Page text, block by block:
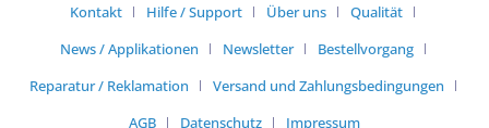
Kontakt Hilfe / Support Über uns
Qualität
News / Applikationen
Newsletter
Bestellvorgang
Reparatur / Reklamation
Versand und Zahlungsbedingungen
AGB
Datenschutz Impressum